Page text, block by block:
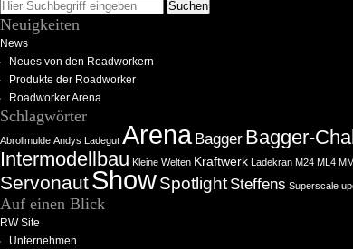
Neuigkeiten
News
Neues von den Roadworkern
Produkte der Roadworker
Roadworker Arena
Schlagwörter
Abrollmulde Andys Ladegut Arena Bagger Bagger-
Intermodellbau Kleine Welten Kraftwerk Ladekran M24 ML4
ServonautShowSpotlight Steffens Superscale
Auf einen Blick
RW Site
Unternehmen